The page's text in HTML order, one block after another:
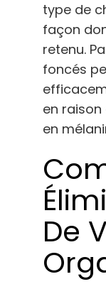
type de
façon
retenu.
foncés
en
en
De